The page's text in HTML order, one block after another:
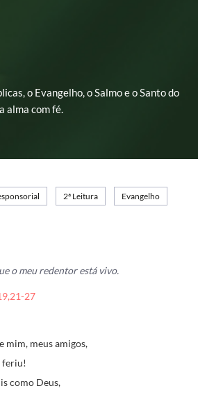
o Evangelho, o Salmo e o Santo do
alma com fé.
2ª Leitura Evangelho
o meu redentor está vivo.
27
mim, meus amigos,
feriu!
como Deus,